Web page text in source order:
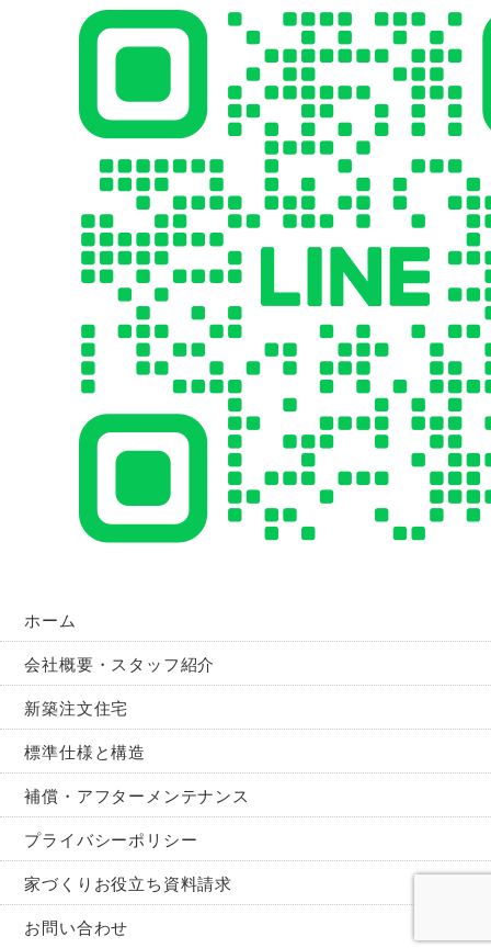
ホーム
会社概要・スタッフ紹介
新築注文住宅
標準仕様と構造
補償・アフターメンテナンス
プライバシーポリシー
家づくりお役立ち資料請求
お問い合わせ